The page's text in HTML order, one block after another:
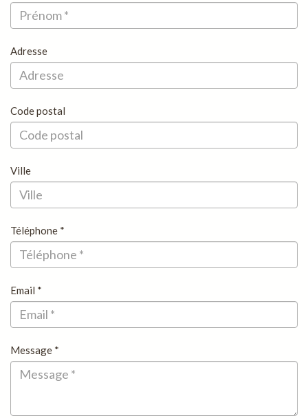
Adresse
Code postal
Ville
Téléphone *
Email *
Message *